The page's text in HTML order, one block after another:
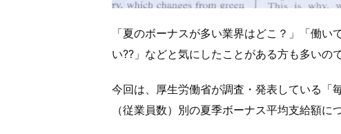
「夏のボーナスが多い業界はどこ？」「働
い??」などと気にしたことがある方も多いので
今回は、厚生労働省が調査・発表している「
（従業員数）別の夏季ボーナス平均支給額に